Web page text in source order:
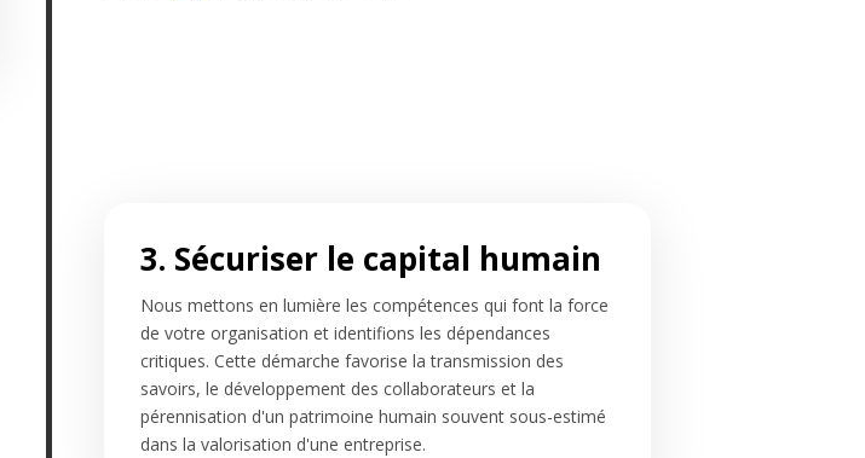
3. Sécuriser le capital humain
Nous mettons en lumière les compétences qui font la force
de votre organisation et identifions les dépendances
critiques. Cette démarche favorise la transmission des
savoirs, le développement des collaborateurs et la
pérennisation d'un patrimoine humain souvent sous-estimé
dans la valorisation d'une entreprise.